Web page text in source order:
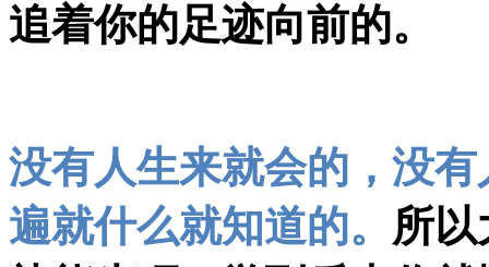
追着你的足迹向前的。
没有人生来就会的，没
遍就什么就知道的。 所